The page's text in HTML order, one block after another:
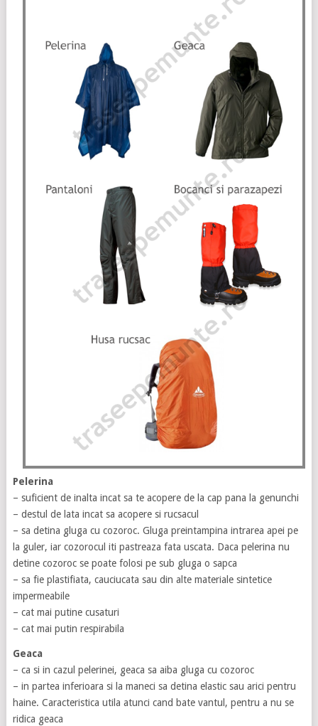
Pelerina
– suficient de inalta incat sa te acopere de la cap pana la genunchi
– destul de lata incat sa acopere si rucsacul
– sa detina gluga cu cozoroc. Gluga preintampina intrarea apei pe
la guler, iar cozorocul iti pastreaza fata uscata. Daca pelerina nu
detine cozoroc se poate folosi pe sub gluga o sapca
– sa fie plastifiata, cauciucata sau din alte materiale sintetice
impermeabile
– cat mai putine cusaturi
– cat mai putin respirabila
Geaca
– ca si in cazul pelerinei, geaca sa aiba gluga cu cozoroc
– in partea inferioara si la maneci sa detina elastic sau arici pentru
haine. Caracteristica utila atunci cand bate vantul, pentru a nu se
ridica geaca